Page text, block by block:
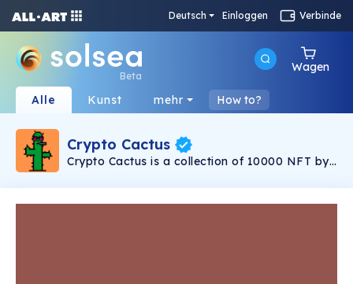
Deutsch Einloggen Verbinde
Beta
Wagen
Alle Kunst mehr How to?
Crypto Cactus
Crypto Cactus is a collection of 10000 NFT by